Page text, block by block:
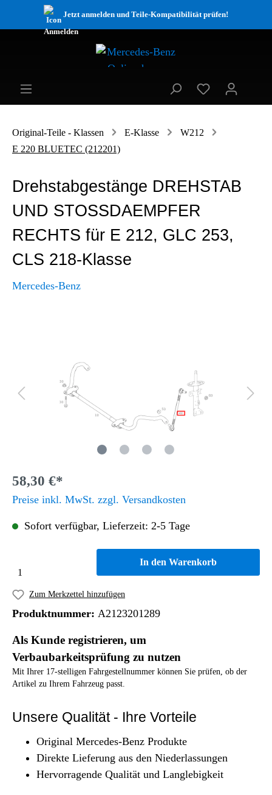
Jetzt anmelden und Teile-Kompatibilität prüfen!
Original-Teile - Klassen E-Klasse
W212
E 220 BLUETEC (212201)
Drehstabgestänge DREHSTAB
UND STOSSDAEMPFER
RECHTS für E 212, GLC 253,
CLS 218-Klasse
Mercedes-Benz
58,30 €*
Preise inkl. MwSt. zzgl. Versandkosten
Sofort verfügbar, Lieferzeit: 2-5 Tage
In den Warenkorb
Zum Merkzettel hinzufügen
Produktnummer: A2123201289
Als Kunde registrieren, um
Verbaubarkeitsprüfung zu nutzen
Mit Ihrer 17-stelligen Fahrgestellnummer können Sie prüfen, ob der
Artikel zu Ihrem Fahrzeug passt.
Unsere Qualität - Ihre Vorteile
Original Mercedes-Benz Produkte
Direkte Lieferung aus den Niederlassungen
Hervorragende Qualität und Langlebigkeit